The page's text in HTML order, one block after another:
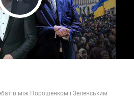
Play Video